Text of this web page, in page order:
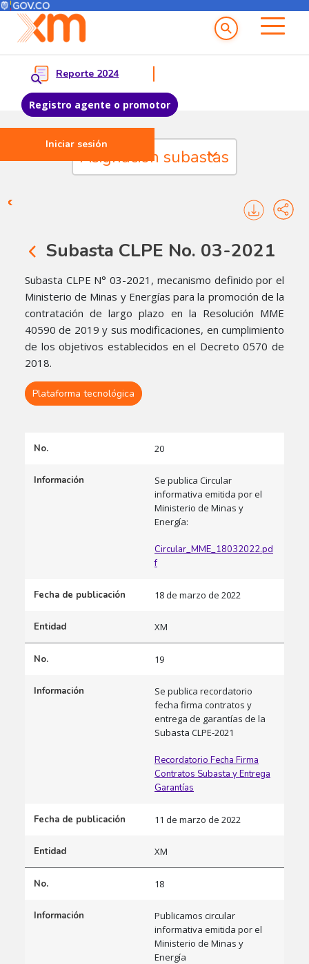
Pasar al contenido principal
Menú del Usuario
Reporte 2024
Registro agente o promotor
Iniciar sesión
Menu principal
Subasta CLPE 2021 - menu
Asignación subastas
Subasta CLPE No. 03-2021
Subasta CLPE N° 03-2021, mecanismo definido por el
Ministerio de Minas y Energías para la promoción de la
contratación de largo plazo en la Resolución MME
40590 de 2019 y sus modificaciones, en cumplimiento
de los objetivos establecidos en el Decreto 0570 de
2018.
Plataforma tecnológica
No. 20
Información
Se publica Circular
informativa emitida por el
Ministerio de Minas y
Energía:
Circular_MME_18032022.pd
f
Fecha de publicación 18 de marzo de 2022
Entidad XM
No. 19
Información
Se publica recordatorio
fecha firma contratos y
entrega de garantías de la
Subasta CLPE-2021
Recordatorio Fecha Firma
Contratos Subasta y Entrega
Garantías
Fecha de publicación 11 de marzo de 2022
Entidad XM
No. 18
Información
Publicamos circular
informativa emitida por el
Ministerio de Minas y
Energía